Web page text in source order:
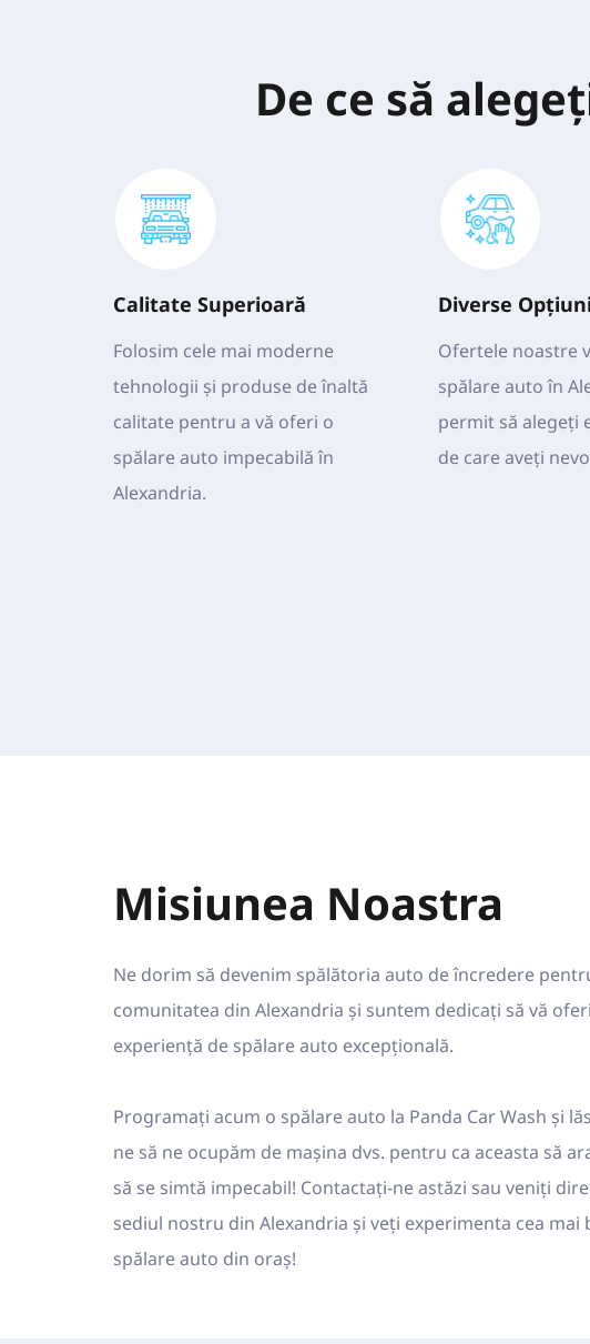
De ce să
Calitate Superioară
Folosim cele mai moderne
tehnologii și produse de înaltă
calitate pentru a vă oferi o
spălare auto impecabilă în
Alexandria.
Diverse
Ofertele noastre
spălare auto în
permit să alegeți
de care aveți
Misiunea Noastra
Ne dorim să devenim spălătoria auto de încredere
comunitatea din Alexandria și suntem dedicați să vă
experiență de spălare auto excepțională.
Programați acum o spălare auto la Panda Car Wash și
ne să ne ocupăm de mașina dvs. pentru ca aceasta să
să se simtă impecabil! Contactați-ne astăzi sau veniți
sediul nostru din Alexandria și veți experimenta cea mai
spălare auto din oraș!